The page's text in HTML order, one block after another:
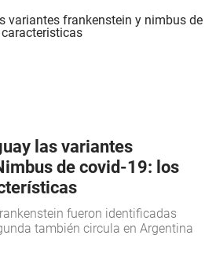
las variantes
de covid-19: los
fueron identificadas
también circula en Argentina